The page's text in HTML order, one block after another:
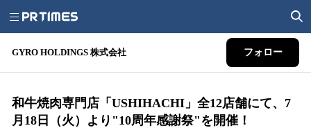
GYRO HOLDINGS 株式会社 フォロー
和牛焼肉専門店「USHIHACHI」全12店舗にて、7
月18日（火）より"10周年感謝祭"を開催！